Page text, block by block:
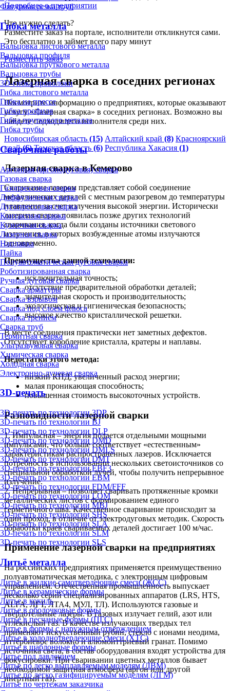
Фигурная резка труб
Гибка металла
Вальцовка листового металла
Вальцовка профиля
Вальцовка пруткового металла
Вальцовка трубы
3D-гибка проволоки
Гибка листового металла
Гибка на прессе
Гибка профиля
Гибка пруткового металла
Гибка трубы
Сварочные работы
Аргонная (аргонодуговая) сварка
Газовая сварка
Газопрессовая сварка
Диффузионная сварка
Дугопрессовая сварка
Контактная сварка
Кузнечная сварка
Лазерная сварка
Наплавка
Пайка
Полуавтоматическая дуговая сварка
Роботизированная сварка
Ручная дуговая сварка
Сварка арматуры
Сварка взрывом
Сварка под слоем флюса
Сварка трением
Сварка труб
Термитная сварка
Ультразвуковая сварка
Химическая сварка
Холодная сварка
Электронно-лучевая сварка
3D-печать
3D-печать по технологии 3DP
3D-печать по технологии BJ
3D-печать по технологии DLP
3D-печать по технологии DMD
3D-печать по технологии DMLS
3D-печать по технологии DMT
3D-печать по технологии EBF3
3D-печать по технологии EBM
3D-печать по технологии FDM/FFF
3D-печать по технологии LOM
3D-печать по технологии MBJ
3D-печать по технологии SHS
3D-печать по технологии SLA
3D-печать по технологии SLM
3D-печать по технологии SLS
Литьё металла
Литье в жидкие самотвердеющие смеси (ЖСС)
Литье в керамические формы
Литье в кокиль
Литье в оболочковые формы
Литье в песчаные формы (ПГС)
Литье в формы с наружным отверждением
Литье в холоднотвердеющие смеси (ХТС)
Литье в шаблонные формы
Литье под давлением
Литье по легко выплавляемым моделям (ЛВМ)
Литье по легко газифицируемым моделям (ЛГМ)
Литье по чертежам заказчика
Подробнее о предприятии
Что нужно сделать?
Разместите заказ на портале, исполнители откликнутся сами.
Это бесплатно и займет всего пару минут
Разместить заказ
Лазерная сварка в соседних регионах
Посмотрите информацию о предприятиях, которые оказывают
услугу «Лазерная сварка» в соседних регионах. Возможно вы
найдете подходящего исполнителя среди них.
Новосибирская область (15) Алтайский край (8) Красноярский
край(6) Томская область (6) Республика Хакасия (1)
Лазерная сварка в Кемерово
Сваривание лазером представляет собой соединение
металлических деталей с местным разогревом до температуры
плавления за счет излучения высокой энергии. Исторически
лазерная сварка появилась позже других технологий
сваривания, когда были созданы источники светового
излучения, в которых возбужденные атомы излучаются
одновременно.
Преимущества данной технологии:
исключительная точность;
отсутствие предварительной обработки деталей;
значительная скорость и производительность;
экологическая и гигиеническая безопасность;
высокое качество кристаллической решетки.
В месте соединения практически нет заметных дефектов.
Отсутствует коробление кристалла, кратеры и наплавы.
Недостатки этого метода:
низкий КПД, увеличенный расход энергии;
малая проникающая способность;
повышенная стоимость высокоточных устройств.
Разновидности лазерной сварки
1. Импульсная – энергия подается отдельными мощными
импульсами, что больше соответствует «естественным»
характеристикам распространенных лазеров. Исключается
потребность в использовании нескольких светоисточников со
специальной обработкой лучей, чтобы получить непрерывное
излучение.
2. Непрерывная – позволяет сваривать протяженные кромки
металлических листов с формированием единого
герметичного шва. Качественное сваривание происходит за
один проход, в отличие от электродуговых методик. Скорость
обработки краев свариваемых деталей достигает 100 м/час.
Применение лазерной сварки на предприятиях
На российских предприятиях применяется преимущественно
полуавтоматическая методика, с электронным цифровым
управлением. Отечественная промышленность выпускает
несколько серий специализированных аппаратов (LRS, HTS,
ALFA, ЛГТ, ЛТА4, МУЛ, ТЛ). Используются газовые и
твердотельные лазеры. В газовых излучает гелий, азот или
углекислый газ. В качестве излучающих твердых тел
применяют искусственный рубин, стекло с ионами неодима,
иттербиевое волокно и алюмоиттриевый гранат. Помимо
источника света, в состав оборудования входят устройства для
фокусировки. При сваривании цветных металлов бывает
необходимой защитная атмосфера (аргон или другой
инертный газ).